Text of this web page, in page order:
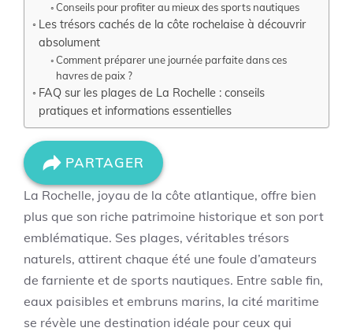
Conseils pour profiter au mieux des sports nautiques
Les trésors cachés de la côte rochelaise à découvrir
absolument
Comment préparer une journée parfaite dans ces
havres de paix ?
FAQ sur les plages de La Rochelle : conseils
pratiques et informations essentielles
PARTAGER
La Rochelle, joyau de la côte atlantique, offre bien
plus que son riche patrimoine historique et son port
emblématique. Ses plages, véritables trésors
naturels, attirent chaque été une foule d’amateurs
de farniente et de sports nautiques. Entre sable fin,
eaux paisibles et embruns marins, la cité maritime
se révèle une destination idéale pour ceux qui